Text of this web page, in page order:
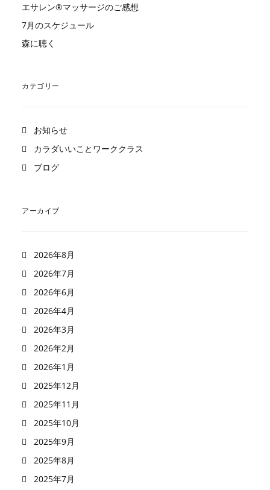
エサレン®︎マッサージのご感想
7月のスケジュール
森に聴く
カテゴリー
お知らせ
カラダいいことワーククラス
ブログ
アーカイブ
2026年8月
2026年7月
2026年6月
2026年4月
2026年3月
2026年2月
2026年1月
2025年12月
2025年11月
2025年10月
2025年9月
2025年8月
2025年7月